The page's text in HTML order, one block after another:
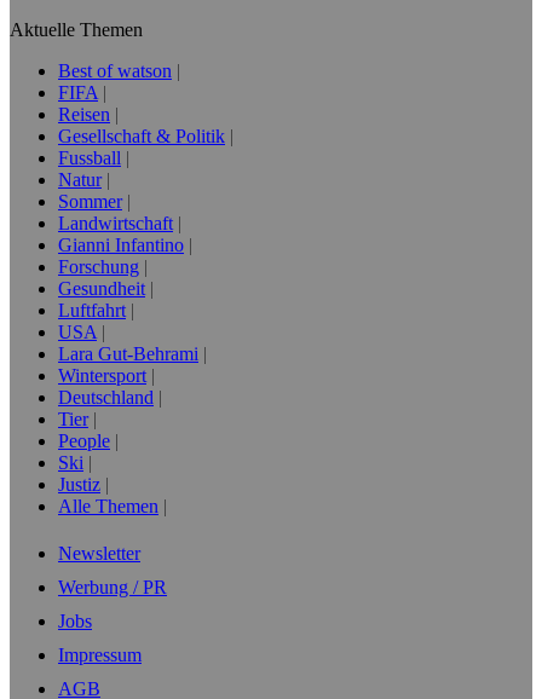
Aktuelle Themen
Best of watson
FIFA
Reisen
Gesellschaft & Politik
Fussball
Natur
Sommer
Landwirtschaft
Gianni Infantino
Forschung
Gesundheit
Luftfahrt
USA
Lara Gut-Behrami
Wintersport
Deutschland
Tier
People
Ski
Justiz
Alle Themen
Newsletter
Werbung / PR
Jobs
Impressum
AGB